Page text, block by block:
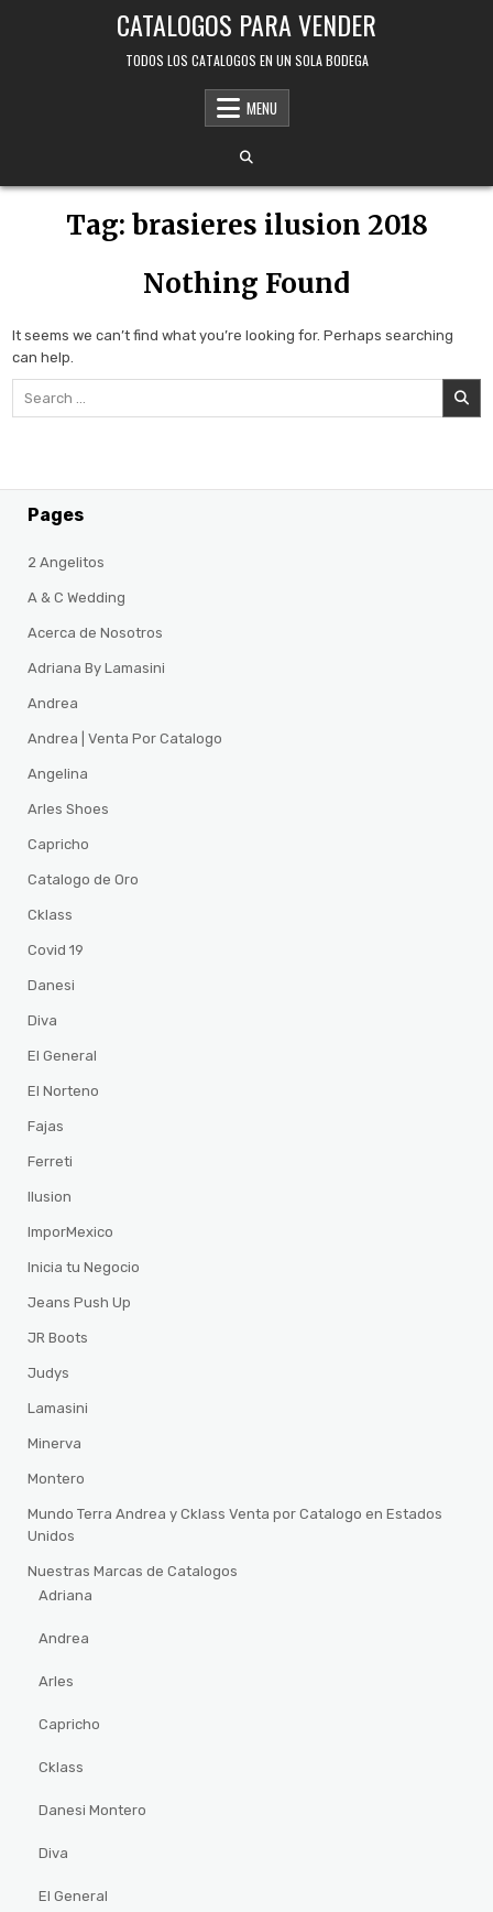
CATALOGOS PARA VENDER
TODOS LOS CATALOGOS EN UN SOLA BODEGA
MENU
Tag: brasieres ilusion 2018
Nothing Found
It seems we can’t find what you’re looking for. Perhaps searching
can help.
Pages
2 Angelitos
A & C Wedding
Acerca de Nosotros
Adriana By Lamasini
Andrea
Andrea | Venta Por Catalogo
Angelina
Arles Shoes
Capricho
Catalogo de Oro
Cklass
Covid 19
Danesi
Diva
El General
El Norteno
Fajas
Ferreti
Ilusion
ImporMexico
Inicia tu Negocio
Jeans Push Up
JR Boots
Judys
Lamasini
Minerva
Montero
Mundo Terra Andrea y Cklass Venta por Catalogo en Estados
Unidos
Nuestras Marcas de Catalogos
Adriana
Andrea
Arles
Capricho
Cklass
Danesi Montero
Diva
El General